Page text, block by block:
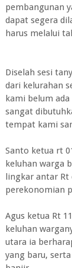
pembangunan
dapat segera
harus melalui
Diselah sesi
dari kelurahan
kami belum
sangat
tempat kami
Santo ketua rt
keluhan warga
lingkar antar Rt
perekonomian
Agus ketua Rt
keluhan
utara ia
yang baru,